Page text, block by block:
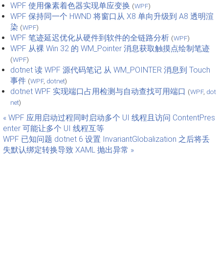
WPF 使用像素着色器实现单应变换 (WPF)
WPF 保持同一个 HWND 将窗口从 X8 单向升级到 A8 透明渲
染 (WPF)
WPF 笔迹延迟优化从硬件到软件的全链路分析 (WPF)
WPF 从裸 Win 32 的 WM_Pointer 消息获取触摸点绘制笔迹
(WPF)
dotnet 读 WPF 源代码笔记 从 WM_POINTER 消息到 Touch
事件 (WPF, dotnet)
dotnet WPF 实现端口占用检测与自动查找可用端口 (WPF, dot
net)
« WPF 应用启动过程同时启动多个 UI 线程且访问 ContentPres
enter 可能让多个 UI 线程互等
WPF 已知问题 dotnet 6 设置 InvariantGlobalization 之后将丢
失默认绑定转换导致 XAML 抛出异常 »